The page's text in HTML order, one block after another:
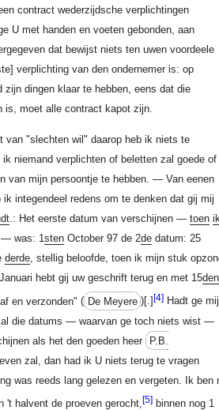
contract wederzijdsche verplichtingen
U met handen en voeten gebonden, aan
dat bewijst niets ten uwen voordeele
verplichting van den ondernemer is: op
dingen klaar te hebben, eens dat die
is, moet alle contract kapot zijn.
van "slechten wil" daarop heb ik niets te
ik niemand verplichten of beletten zal goede of
van mijn persoontje te hebben. — Van eenen
ik integendeel redens om te denken dat gij mij
.: Het eerste datum van verschijnen — toen
was: 1stenOctober 97 de 2dedatum: 25
derde, stellig beloofde, toen ik mijn stuk
hebt gij uw geschrift terug en met 15den
en verzonden" ( De Meyere )[.][4] Hadt ge mij
die datums — waarvan ge toch niets wist —
als het den goeden heer
P.B.
zal, dan had ik U niets terug te vragen
was reeds lang gelezen en vergeten. Ik ben
't halvent de proeven gerocht, [5]binnen nog 1